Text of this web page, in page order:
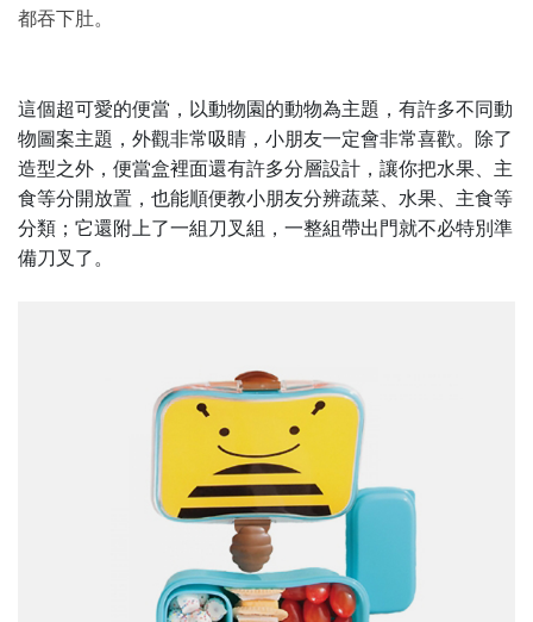
都吞下肚。
這個超可愛的便當，以動物園的動物為主題，有許多不同動
物圖案主題，外觀非常吸睛，小朋友一定會非常喜歡。除了
造型之外，便當盒裡面還有許多分層設計，讓你把水果、主
食等分開放置，也能順便教小朋友分辨蔬菜、水果、主食等
分類；它還附上了一組刀叉組，一整組帶出門就不必特別準
備刀叉了。